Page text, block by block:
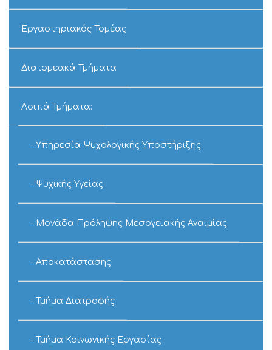
Εργαστηριακός Τομέας
Διατομεακά Τμήματα
Λοιπά Τμήματα:
Υπηρεσία Ψυχολογικής Υποστήριξης
Ψυχικής Υγείας
Μονάδα Πρόληψης Μεσογειακής Αναιμίας
Αποκατάστασης
Τμήμα Διατροφής
Τμήμα Κοινωνικής Εργασίας